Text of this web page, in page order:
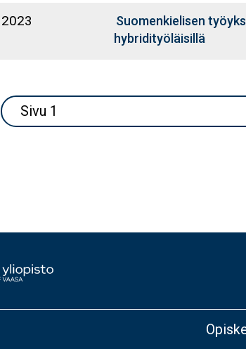
2023
Suomenkielisen
hybridityöläisillä
Sivutus
Sivu 1